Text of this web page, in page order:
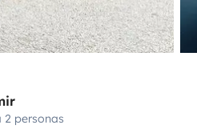
personas